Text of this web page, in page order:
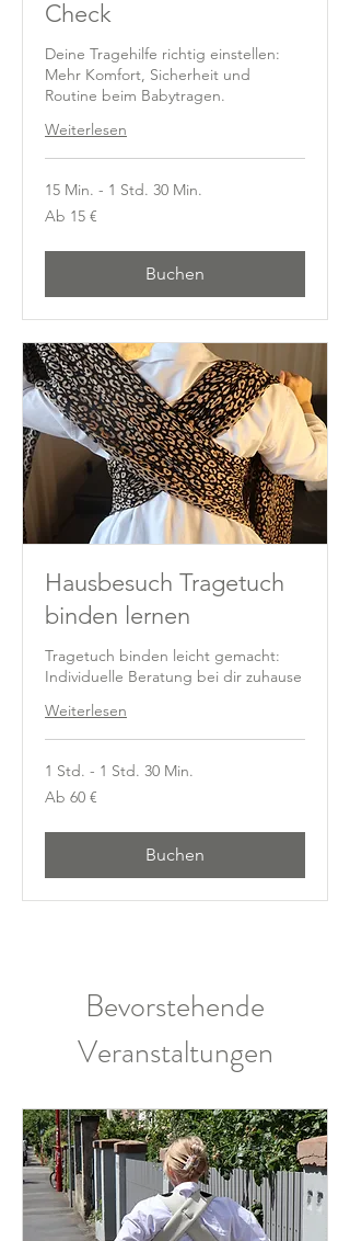
Check
Deine Tragehilfe richtig einstellen:
Mehr Komfort, Sicherheit und
Routine beim Babytragen.
Weiterlesen
15 Min. - 1 Std. 30 Min.
Ab
15
Ab 15 €
Buchen
Hausbesuch Tragetuch
binden lernen
Tragetuch binden leicht gemacht:
Individuelle Beratung bei dir zuhause
Weiterlesen
1 Std. - 1 Std. 30 Min.
Ab
60
Ab 60 €
Buchen
Bevorstehende
Veranstaltungen